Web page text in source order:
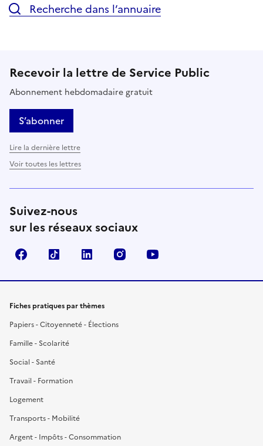
Recherche dans l’annuaire
Recevoir la lettre de Service Public
Abonnement hebdomadaire gratuit
S’abonner
Lire la dernière lettre
Voir toutes les lettres
Suivez-nous
sur les réseaux sociaux
FacebookTikTok LinkedIn Instagram
Fiches pratiques par thèmes
Papiers - Citoyenneté - Élections
Famille - Scolarité
Social - Santé
Travail - Formation
Logement
Transports - Mobilité
Argent - Impôts - Consommation